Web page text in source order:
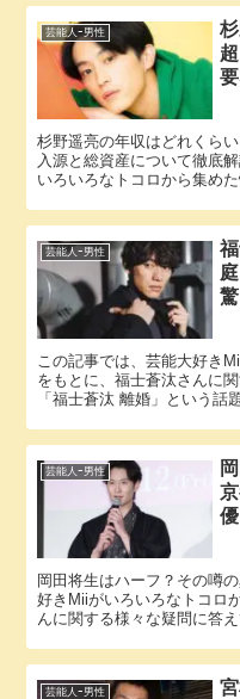
芸能人ｰ男性
杉野遥亮の年収はどれくら
入源と総資産について徹底
いろいろなトコロから集め
芸能人ｰ男性
この記事では、芸能大好き
をもとに、福士蒼汰さんに
「福士蒼汰 離婚」という話
芸能人ｰ男性
優
岡田将生はハーフ？その噂
好きMiiがいろいろなトコロ
んに関する様々な疑問に答
芸能人ｰ男性